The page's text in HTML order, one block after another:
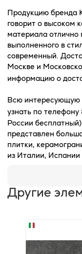
Продукцию бренда
говорит о высоком
материала отлично
выполненного в
современный.
Москве и
информацию о
Всю
узнать по телефону
России
представлен
плитки,
из Италии, Испании
Другие